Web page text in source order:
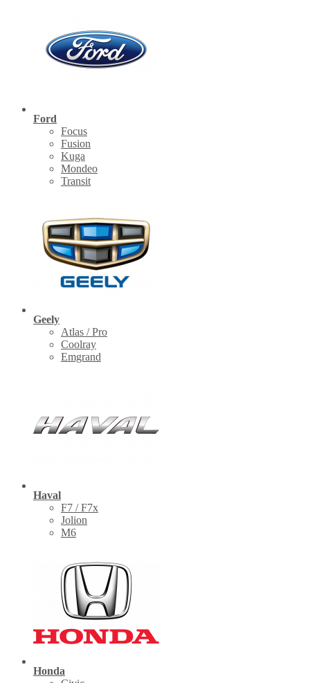
Ford
Focus
Fusion
Kuga
Mondeo
Transit
Geely
Atlas / Pro
Coolray
Emgrand
Haval
F7 / F7x
Jolion
M6
Honda